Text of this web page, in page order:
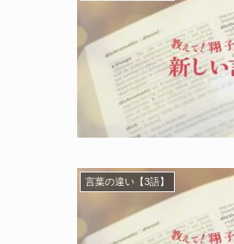
言葉の違い【3語】